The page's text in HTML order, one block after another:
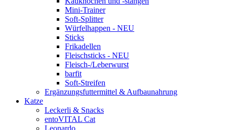
Mini-Trainer
Soft-Splitter
Würfelhappen - NEU
Sticks
Frikadellen
Fleischsticks - NEU
Fleisch-/Leberwurst
barfit
Soft-Streifen
Ergänzungsfuttermittel & Aufbaunahrung
Katze
Leckerli & Snacks
entoVITAL Cat